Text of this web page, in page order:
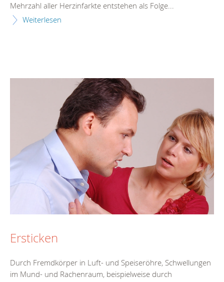
Mehrzahl aller Herzinfarkte entstehen als Folge...
Weiterlesen
Ersticken
Durch Fremdkörper in Luft- und Speiseröhre, Schwellungen
im Mund- und Rachenraum, beispielweise durch